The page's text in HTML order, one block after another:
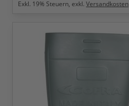
Exkl. 19% Steuern, exkl. Versandkosten